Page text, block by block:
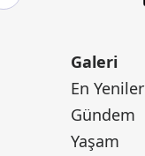
Galeri
En Yeniler
Gündem
Yaşam